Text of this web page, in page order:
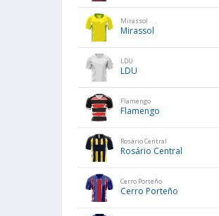
Mirassol
Mirassol
LDU
LDU
Flamengo
Flamengo
Rosário Central
Rosário Central
Cerro Porteño
Cerro Porteño